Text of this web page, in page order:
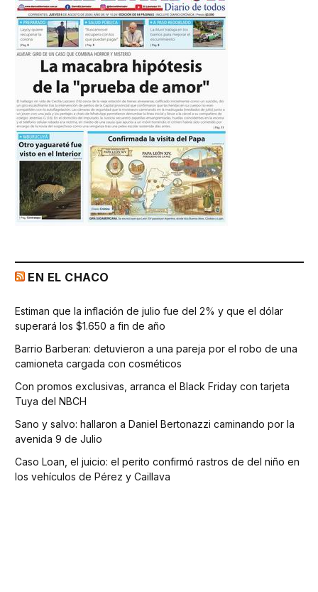
EN EL CHACO
Estiman que la inflación de julio fue del 2% y que el dólar
superará los $1.650 a fin de año
Barrio Barberan: detuvieron a una pareja por el robo de una
camioneta cargada con cosméticos
Con promos exclusivas, arranca el Black Friday con tarjeta
Tuya del NBCH
Sano y salvo: hallaron a Daniel Bertonazzi caminando por la
avenida 9 de Julio
Caso Loan, el juicio: el perito confirmó rastros de del niño en
los vehículos de Pérez y Caillava